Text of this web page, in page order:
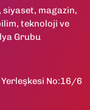
magazin,
teknoloji ve
Grubu
Yerleşkesi No:16/6